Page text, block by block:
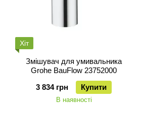
Хіт
Змішувач для умивальника
Grohe BauFlow 23752000
3 834 грн
Купити
В наявності